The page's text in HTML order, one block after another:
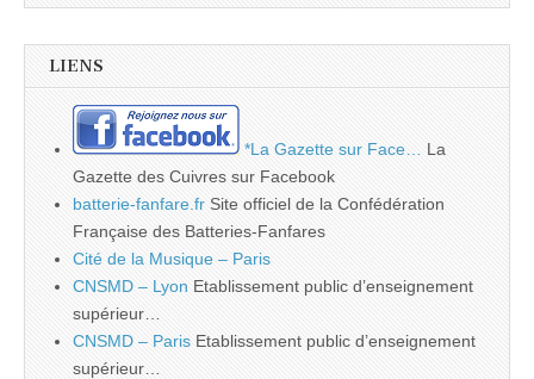
LIENS
*La Gazette sur Face…
La
Gazette des Cuivres sur Facebook
batterie-fanfare.fr Site officiel de la Confédération
Française des Batteries-Fanfares
Cité de la Musique – Paris
CNSMD – Lyon Etablissement public d’enseignement
supérieur…
CNSMD – Paris Etablissement public d’enseignement
supérieur…